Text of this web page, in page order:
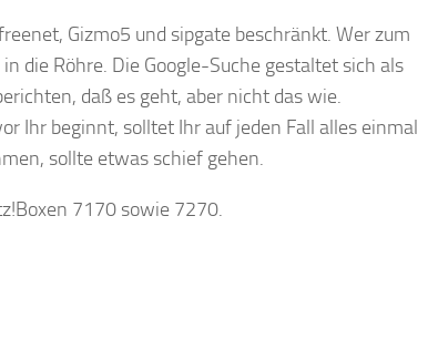
Gizmo5 und sipgate beschränkt. Wer zum
die Röhre. Die Google-Suche gestaltet sich als
daß es geht, aber nicht das wie.
Ihr beginnt, solltet Ihr auf jeden Fall alles einmal
sollte etwas schief gehen.
7170 sowie 7270.